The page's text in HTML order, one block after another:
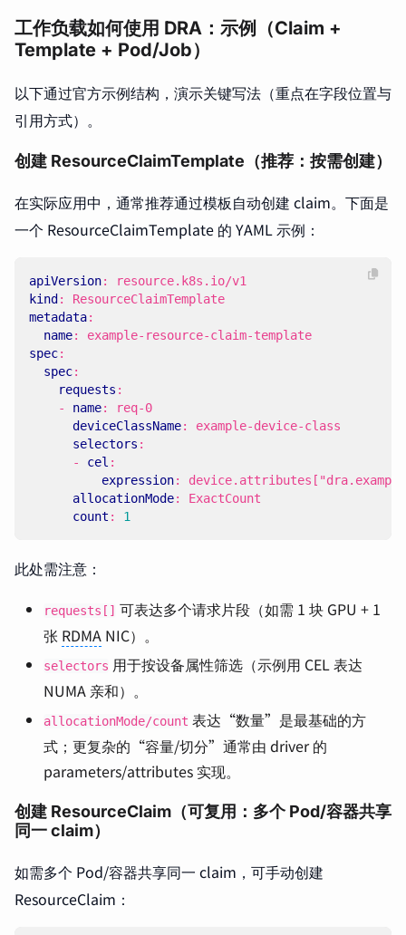
工作负载如何使用 DRA：示例（Claim +
Template + Pod/Job）
以下通过官方示例结构，演示关键写法（重点在字段位置与
引用方式）。
创建 ResourceClaimTemplate（推荐：按需创建）
在实际应用中，通常推荐通过模板自动创建 claim。下面是
一个 ResourceClaimTemplate 的 YAML 示例：
apiVersion:
resource.k8s.io/v1
kind :
ResourceClaimTemplate
metadata:
name:
example-resource-claim-template
spec:
spec:
requests :
- name:
req-0
deviceClassName:
example-device-class
selectors :
- cel :
expression:
allocationMode:
ExactCount
count : 1
此处需注意：
requests[] 可表达多个请求片段（如需 1 块 GPU + 1
张 RDMA NIC）。
selectors 用于按设备属性筛选（示例用 CEL 表达
NUMA 亲和）。
allocationMode/count 表达“数量”是最基础的方
式；更复杂的“容量/切分”通常由 driver 的
parameters/attributes 实现。
创建 ResourceClaim（可复用：多个 Pod/容器共享
同一 claim）
如需多个 Pod/容器共享同一 claim，可手动创建
ResourceClaim：